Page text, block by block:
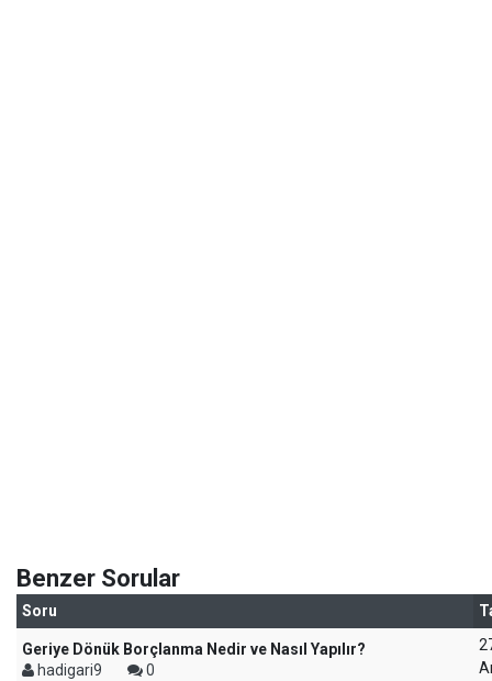
Benzer Sorular
Soru
Geriye Dönük Borçlanma Nedir ve Nasıl Yapılır?
hadigari9
0